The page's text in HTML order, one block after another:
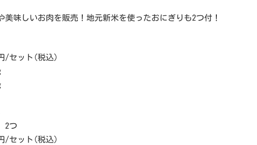
美味しいお肉を販売！地元新米を使ったおにぎりも2つ付！
/セット(税込)
2つ
/セット(税込)